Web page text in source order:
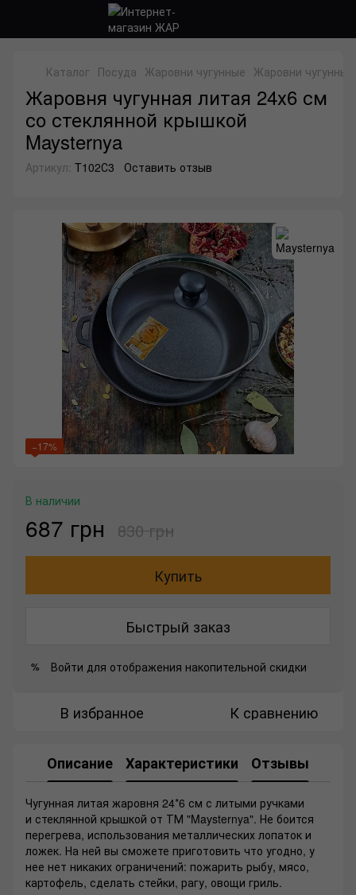
Каталог Посуда Жаровни чугунные Жаровни
Жаровня чугунная литая 24х6 см
со стеклянной крышкой
Maysternya
Артикул: T102С3 Оставить отзыв
−17%
В наличии
687 грн 830 грн
Купить
Быстрый заказ
% Войти для отображения накопительной скидки
В избранное К сравнению
Описание Характеристики Отзывы
Чугунная литая жаровня 24*6 см с литыми ручками
и стеклянной крышкой от ТМ "Maysternya". Не боится
перегрева, использования металлических лопаток и
ложек. На ней вы сможете приготовить что угодно, у
нее нет никаких ограничений: пожарить рыбу, мясо,
картофель, сделать стейки, рагу, овощи гриль.